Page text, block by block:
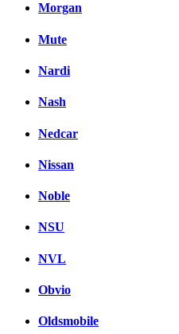
Morgan
Mute
Nardi
Nash
Nedcar
Nissan
Noble
NSU
NVL
Obvio
Oldsmobile